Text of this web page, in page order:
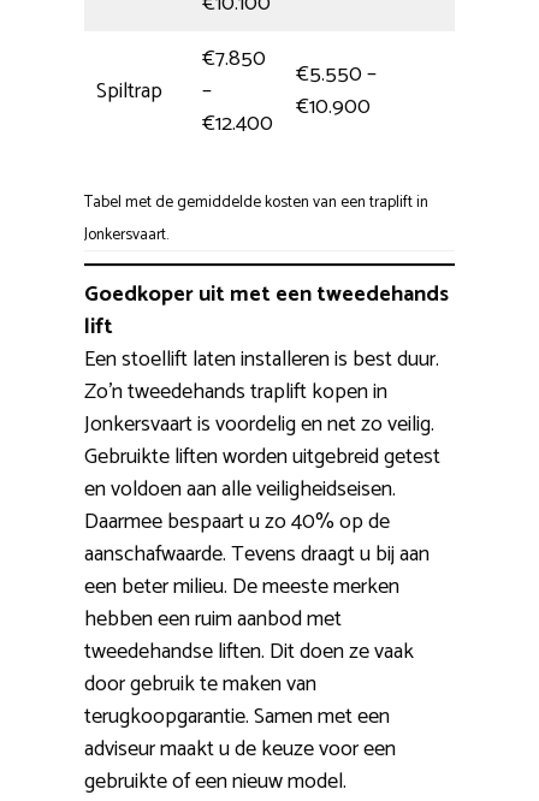
Spiltrap
€7.850
–
€12.400
€5.550 –
€10.900
Tabel met de gemiddelde kosten van een traplift in
Jonkersvaart.
Goedkoper uit met een tweedehands
lift
Een stoellift laten installeren is best duur.
Zo’n tweedehands traplift kopen in
Jonkersvaart is voordelig en net zo veilig.
Gebruikte liften worden uitgebreid getest
en voldoen aan alle veiligheidseisen.
Daarmee bespaart u zo 40% op de
aanschafwaarde. Tevens draagt u bij aan
een beter milieu. De meeste merken
hebben een ruim aanbod met
tweedehandse liften. Dit doen ze vaak
door gebruik te maken van
terugkoopgarantie. Samen met een
adviseur maakt u de keuze voor een
gebruikte of een nieuw model.